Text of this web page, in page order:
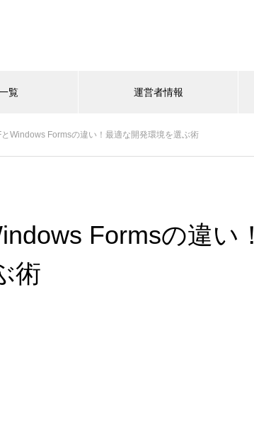
覧 運営者情報
Windows Formsの違い！最適な開発環境を選ぶ術
Formsの違い！
術